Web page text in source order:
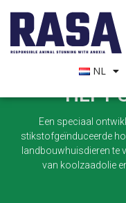
NL
HEFT
Een speciaal
stikstofgeïnduceerde
landbouwhuisdieren te
van koolzaadolie